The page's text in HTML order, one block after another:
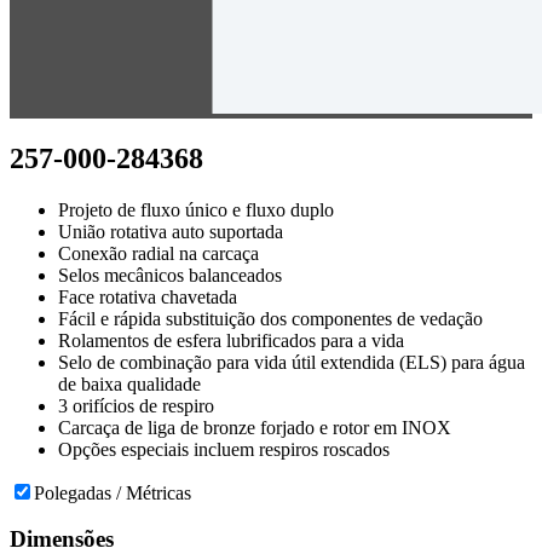
257-000-284368
Projeto de fluxo único e fluxo duplo
União rotativa auto suportada
Conexão radial na carcaça
Selos mecânicos balanceados
Face rotativa chavetada
Fácil e rápida substituição dos componentes de vedação
Rolamentos de esfera lubrificados para a vida
Selo de combinação para vida útil extendida (ELS) para água
de baixa qualidade
3 orifícios de respiro
Carcaça de liga de bronze forjado e rotor em INOX
Opções especiais incluem respiros roscados
Polegadas / Métricas
Dimensões